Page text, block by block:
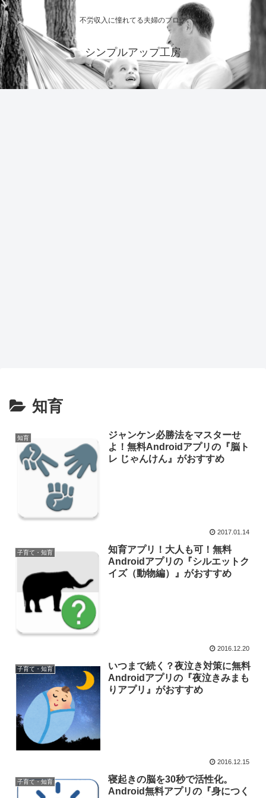
不労収入に憧れてる夫婦のブログ
シンプルアップ工房
知育
知育
ジャンケン必勝法をマスターせ
よ！無料Androidアプリの『脳ト
レ じゃんけん』がおすすめ
2017.01.14
子育て・知育
知育アプリ！大人も可！無料
Androidアプリの『シルエットク
イズ（動物編）』がおすすめ
2016.12.20
子育て・知育
いつまで続く？夜泣き対策に無料
Androidアプリの『夜泣きみまも
りアプリ』がおすすめ
2016.12.15
子育て・知育
寝起きの脳を30秒で活性化。
Android無料アプリの『身につく